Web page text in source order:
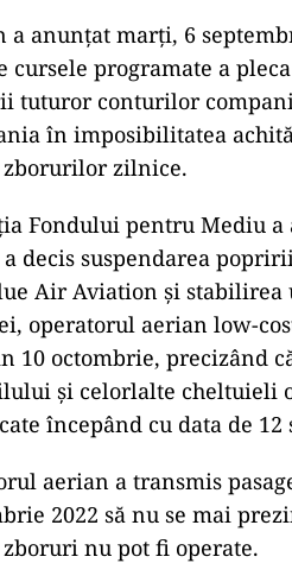
anunţat marţi, 6
cursele programate a
tuturor conturilor
în imposibilitatea
zilnice.
Fondului pentru Mediu
a decis suspendarea
Air Aviation şi
operatorul aerian low-
10 octombrie, precizând
şi celorlalte cheltuieli
începând cu data de 12
aerian a transmis
2022 să nu se mai
nu pot fi operate.